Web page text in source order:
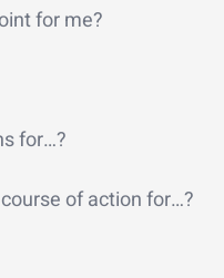
for me?
for…?
of action for…?